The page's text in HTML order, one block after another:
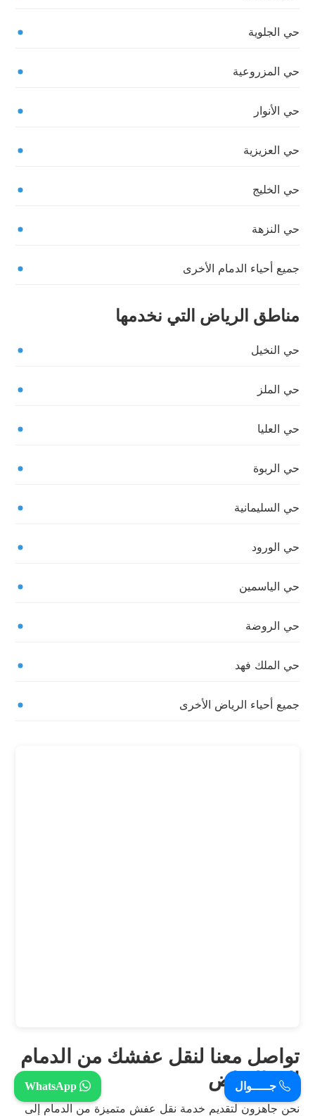
حي الجلوية
حي المزروعية
حي الأنوار
حي العزيزية
حي الخليج
حي النزهة
جميع أحياء الدمام الأخرى
مناطق الرياض التي نخدمها
حي النخيل
حي الملز
حي العليا
حي الربوة
حي السليمانية
حي الورود
حي الياسمين
حي الروضة
حي الملك فهد
جميع أحياء الرياض الأخرى
تواصل معنا لنقل عفشك من الدمام
إلى الرياض
نحن جاهزون لتقديم خدمة نقل عفش متميزة من الدمام إلى
جـــــوال